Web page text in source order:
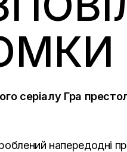
серіалу Гра
напередодні